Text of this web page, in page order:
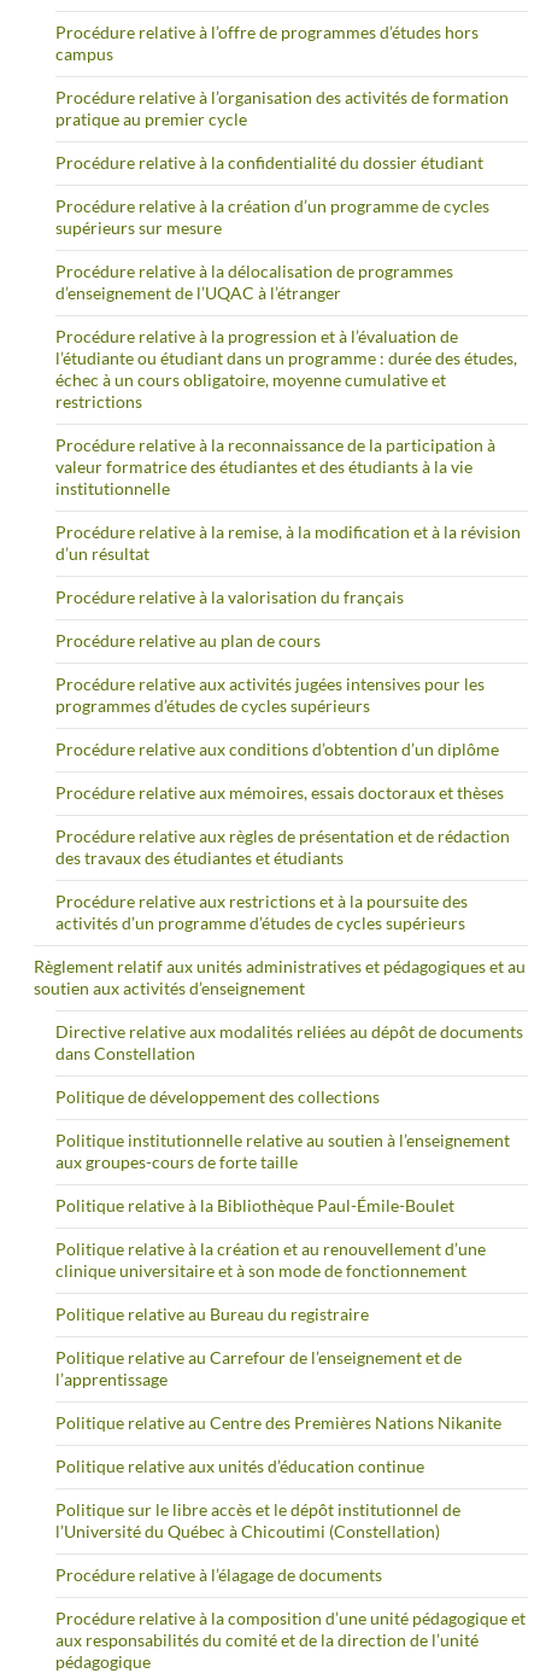
Procédure relative à l’offre de programmes d’études hors
campus
Procédure relative à l’organisation des activités de formation
pratique au premier cycle
Procédure relative à la confidentialité du dossier étudiant
Procédure relative à la création d’un programme de cycles
supérieurs sur mesure
Procédure relative à la délocalisation de programmes
d’enseignement de l’UQAC à l’étranger
Procédure relative à la progression et à l’évaluation de
l’étudiante ou étudiant dans un programme : durée des études,
échec à un cours obligatoire, moyenne cumulative et
restrictions
Procédure relative à la reconnaissance de la participation à
valeur formatrice des étudiantes et des étudiants à la vie
institutionnelle
Procédure relative à la remise, à la modification et à la révision
d’un résultat
Procédure relative à la valorisation du français
Procédure relative au plan de cours
Procédure relative aux activités jugées intensives pour les
programmes d’études de cycles supérieurs
Procédure relative aux conditions d’obtention d’un diplôme
Procédure relative aux mémoires, essais doctoraux et thèses
Procédure relative aux règles de présentation et de rédaction
des travaux des étudiantes et étudiants
Procédure relative aux restrictions et à la poursuite des
activités d’un programme d’études de cycles supérieurs
Règlement relatif aux unités administratives et pédagogiques et au
soutien aux activités d’enseignement
Directive relative aux modalités reliées au dépôt de documents
dans Constellation
Politique de développement des collections
Politique institutionnelle relative au soutien à l’enseignement
aux groupes-cours de forte taille
Politique relative à la Bibliothèque Paul-Émile-Boulet
Politique relative à la création et au renouvellement d’une
clinique universitaire et à son mode de fonctionnement
Politique relative au Bureau du registraire
Politique relative au Carrefour de l’enseignement et de
l’apprentissage
Politique relative au Centre des Premières Nations Nikanite
Politique relative aux unités d’éducation continue
Politique sur le libre accès et le dépôt institutionnel de
l’Université du Québec à Chicoutimi (Constellation)
Procédure relative à l’élagage de documents
Procédure relative à la composition d’une unité pédagogique et
aux responsabilités du comité et de la direction de l’unité
pédagogique